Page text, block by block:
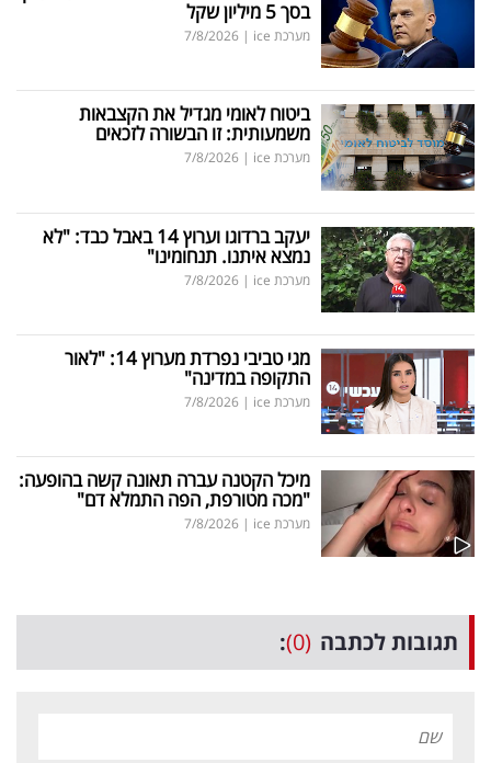
בסך 5 מיליון שקל
מערכת ice |
7/8/2026
ביטוח לאומי מגדיל את הקצבאות
משמעותית: זו הבשורה לזכאים
מערכת ice |
7/8/2026
יעקב ברדוגו וערוץ 14 באבל כבד: "לא
נמצא איתנו. תנחומינו"
מערכת ice |
7/8/2026
מגי טביבי נפרדת מערוץ 14: "לאור
התקופה במדינה"
מערכת ice |
7/8/2026
מיכל הקטנה עברה תאונה קשה בהופעה:
"מכה מטורפת, הפה התמלא דם"
מערכת ice |
7/8/2026
תגובות לכתבה (0)
: